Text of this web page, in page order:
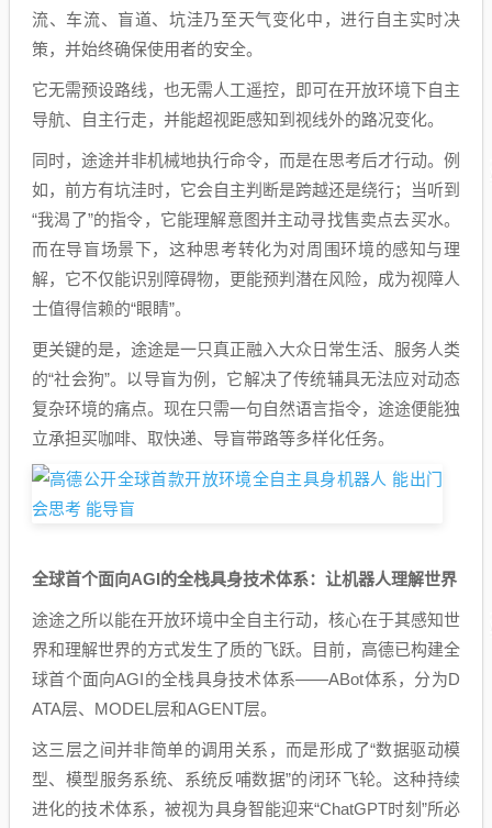
流、车流、盲道、坑洼乃至天气变化中，进行自主实时决
策，并始终确保使用者的安全。
它无需预设路线，也无需人工遥控，即可在开放环境下自主
导航、自主行走，并能超视距感知到视线外的路况变化。
同时，途途并非机械地执行命令，而是在思考后才行动。例
如，前方有坑洼时，它会自主判断是跨越还是绕行；当听到
“我渴了”的指令，它能理解意图并主动寻找售卖点去买水。
而在导盲场景下，这种思考转化为对周围环境的感知与理
解，它不仅能识别障碍物，更能预判潜在风险，成为视障人
士值得信赖的“眼睛”。
更关键的是，途途是一只真正融入大众日常生活、服务人类
的“社会狗”。以导盲为例，它解决了传统辅具无法应对动态
复杂环境的痛点。现在只需一句自然语言指令，途途便能独
立承担买咖啡、取快递、导盲带路等多样化任务。
全球首个面向AGI的全栈具身技术体系：让机器人理解世界
途途之所以能在开放环境中全自主行动，核心在于其感知世
界和理解世界的方式发生了质的飞跃。目前，高德已构建全
球首个面向AGI的全栈具身技术体系——ABot体系，分为D
ATA层、MODEL层和AGENT层。
这三层之间并非简单的调用关系，而是形成了“数据驱动模
型、模型服务系统、系统反哺数据”的闭环飞轮。这种持续
进化的技术体系，被视为具身智能迎来“ChatGPT时刻”所必